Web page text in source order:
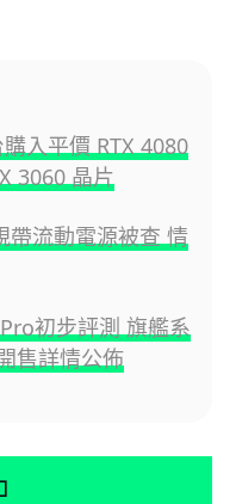
入平價 RTX 4080
3060 晶片
帶流動電源被查 情
初步評測 旗艦系
售詳情公佈